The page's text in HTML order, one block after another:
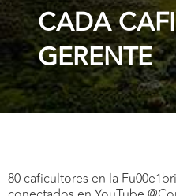
CADA
GERENTE
80 caficultores en la